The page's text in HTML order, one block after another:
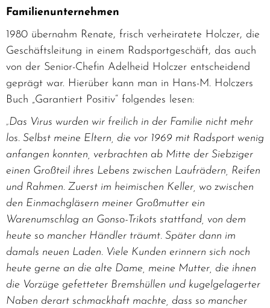
Familienunternehmen
1980 übernahm Renate, frisch verheiratete Holczer, die
Geschäftsleitung in einem Radsportgeschäft, das auch
von der Senior-Chefin Adelheid Holczer entscheidend
geprägt war. Hierüber kann man in Hans-M. Holczers
Buch „Garantiert Positiv“ folgendes lesen:
„Das Virus wurden wir freilich in der Familie nicht mehr
los. Selbst meine Eltern, die vor 1969 mit Radsport wenig
anfangen konnten, verbrachten ab Mitte der Siebziger
einen Großteil ihres Lebens zwischen Laufrädern, Reifen
und Rahmen. Zuerst im heimischen Keller, wo zwischen
den Einmachgläsern meiner Großmutter ein
Warenumschlag an Gonso-Trikots stattfand, von dem
heute so mancher Händler träumt. Später dann im
damals neuen Laden. Viele Kunden erinnern sich noch
heute gerne an die alte Dame, meine Mutter, die ihnen
die Vorzüge gefetteter Bremshüllen und kugelgelagerter
Naben derart schmackhaft machte, dass so mancher